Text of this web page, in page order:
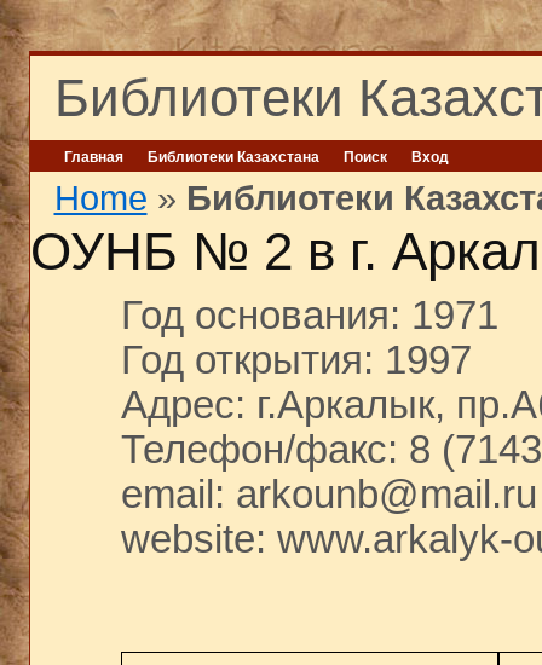
Библиотеки
Главная Библиотеки Казахстана Поиск Вход
Home » Библиотеки
ОУНБ № 2 в г.
Год основания: 1971
Год открытия: 1997
Адрес: г.Аркалык,
Телефон/факс: 8
email: arkounb@mail.ru
website: www.arkalyk-